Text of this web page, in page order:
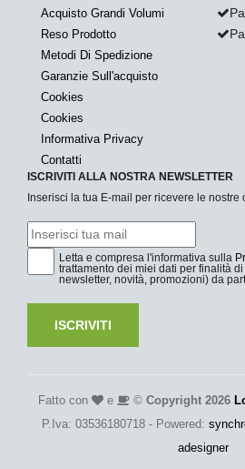
Acquisto Grandi Volumi
Reso Prodotto
Metodi Di Spedizione
Garanzie Sull'acquisto
Cookies
Cookies
Informativa Privacy
Contatti
ISCRIVITI ALLA NOSTRA NEWSLETTER
Inserisci la tua E-mail per ricevere le nostre
Letta e compresa l'informativa sulla
trattamento dei miei dati per finalità
newsletter, novità, promozioni) da
ISCRIVITI
Fatto con e © Copyright 2026
P.Iva: 03536180718 - Powered:
adesigner